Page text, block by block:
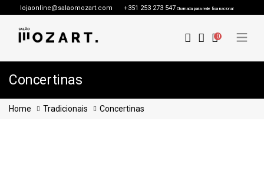
lojaonline@salaomozart.com +351 253 273 547 Chamada para rede fixa nacional
0
Concertinas
Home Tradicionais Concertinas